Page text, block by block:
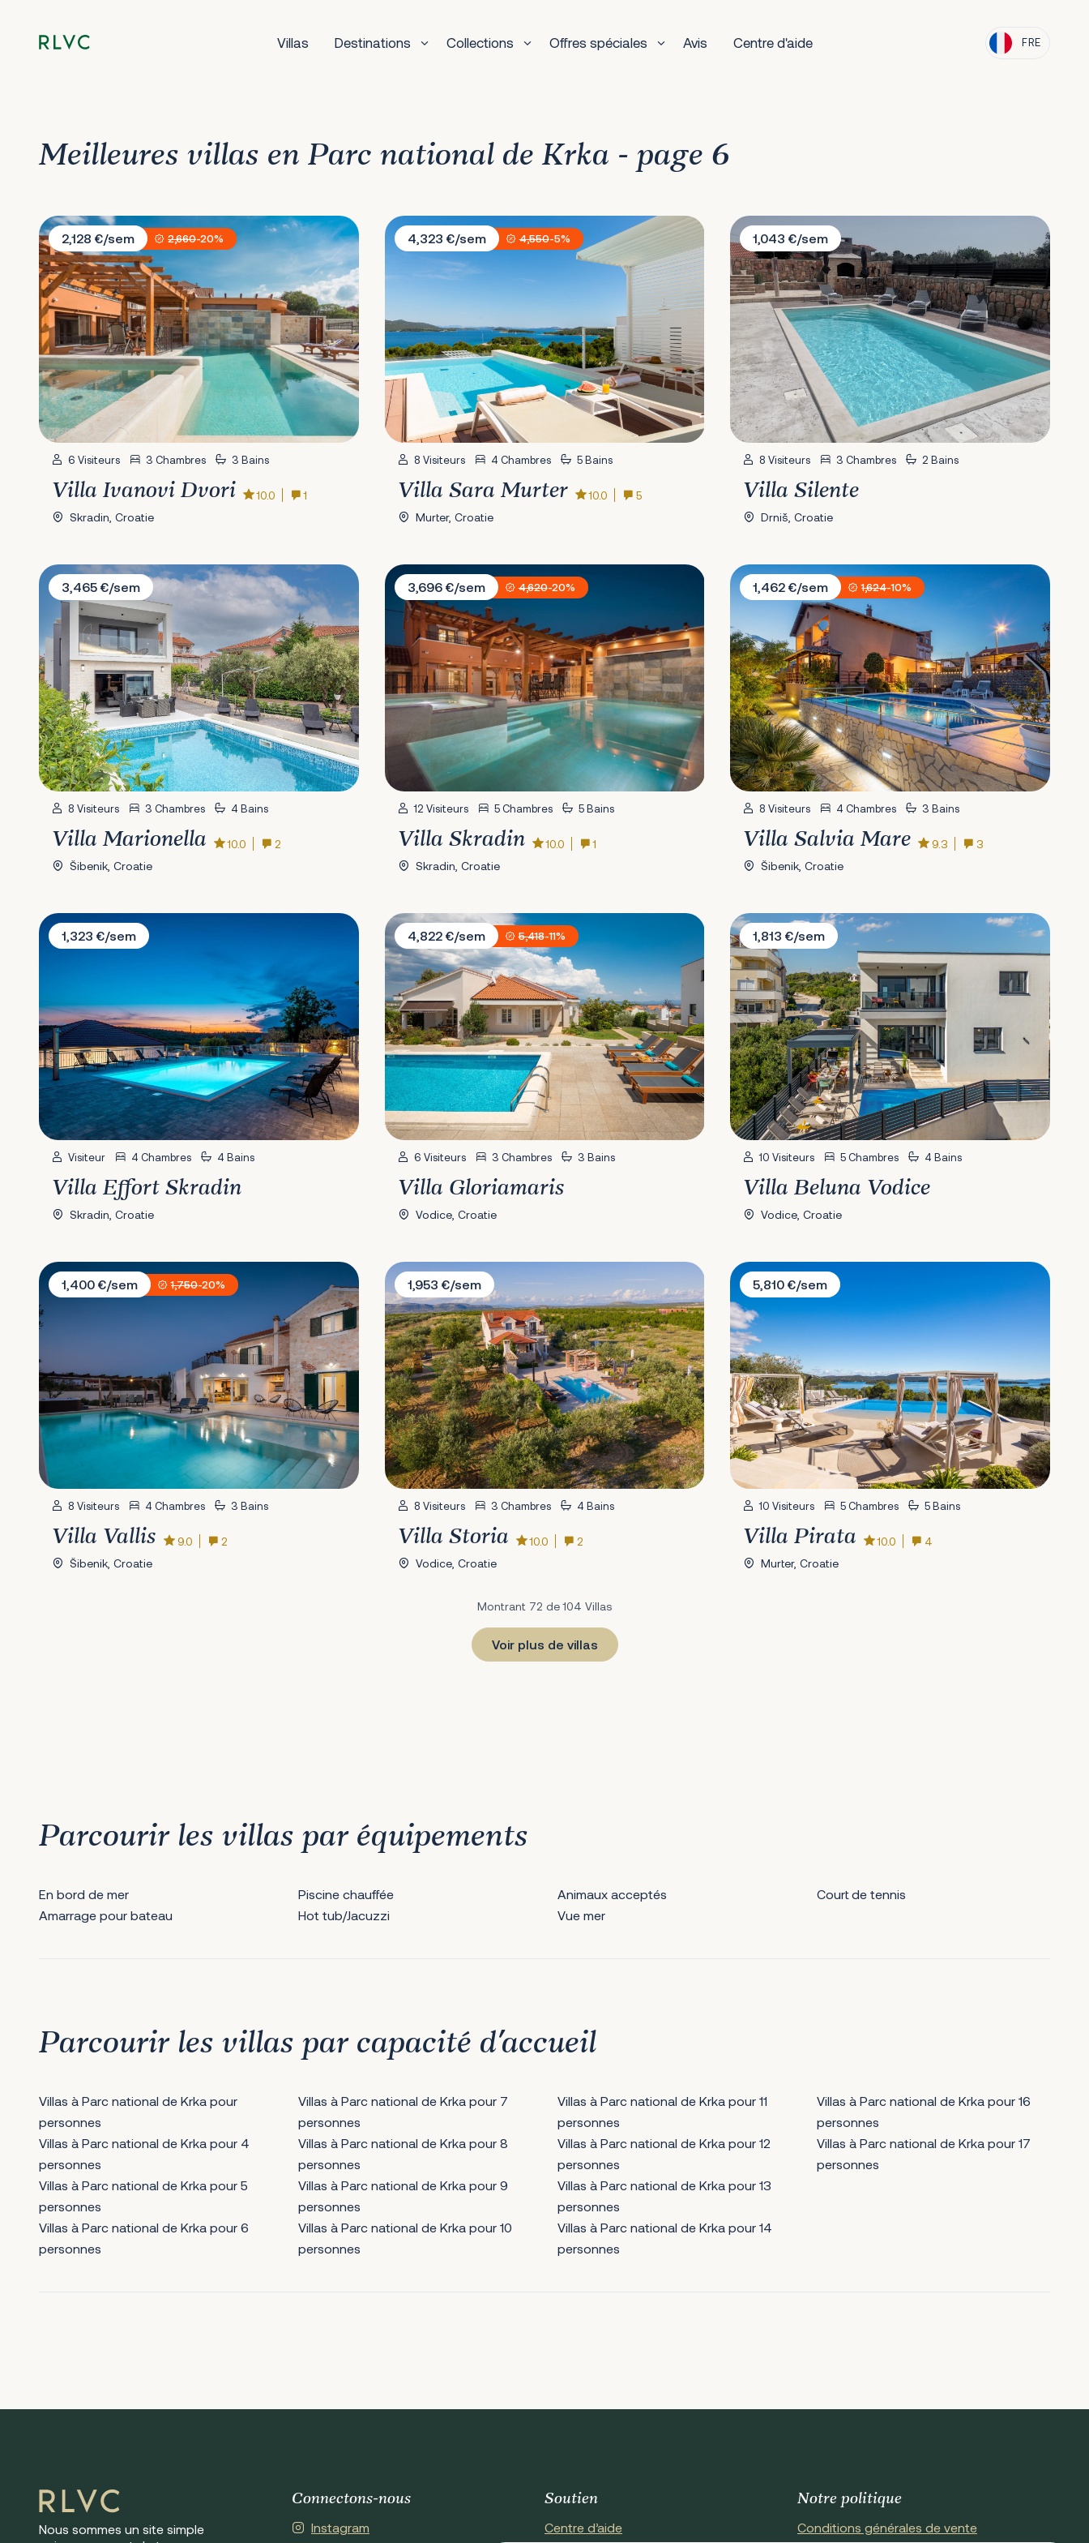
Villas Destinations Collections Offres spéciales Avis Centre d'aide FRE
Meilleures villas en Parc national de Krka - page 6
Villa Ivanovi Dvori
2,128 €/sem
2,660-20%
6 Visiteurs 3 Chambres 3 Bains
Villa Ivanovi Dvori 10.0
1
Skradin, Croatie
Villa Sara Murter
4,323 €/sem
4,550-5%
8 Visiteurs 4 Chambres 5 Bains
Villa Sara Murter 10.0
5
Murter, Croatie
Villa Silente
1,043 €/sem
8 Visiteurs 3 Chambres 2 Bains
Villa Silente
Drniš, Croatie
Villa Marionella
3,465 €/sem
8 Visiteurs 3 Chambres 4 Bains
Villa Marionella 10.0
2
Šibenik, Croatie
Villa Skradin
3,696 €/sem
4,620-20%
12 Visiteurs 5 Chambres 5 Bains
Villa Skradin 10.0
1
Skradin, Croatie
Villa Salvia Mare
1,462 €/sem
1,624-10%
8 Visiteurs 4 Chambres 3 Bains
Villa Salvia Mare 9.3
3
Šibenik, Croatie
Villa Effort Skradin
1,323 €/sem
Visiteur 4 Chambres 4 Bains
Villa Effort Skradin
Skradin, Croatie
Villa Gloriamaris
4,822 €/sem
5,418-11%
6 Visiteurs 3 Chambres 3 Bains
Villa Gloriamaris
Vodice, Croatie
Villa Beluna Vodice
1,813 €/sem
10 Visiteurs 5 Chambres 4 Bains
Villa Beluna Vodice
Vodice, Croatie
Villa Vallis
1,400 €/sem
1,750-20%
8 Visiteurs 4 Chambres 3 Bains
Villa Vallis 9.0
2
Šibenik, Croatie
Villa Storia
1,953 €/sem
8 Visiteurs 3 Chambres 4 Bains
Villa Storia 10.0
2
Vodice, Croatie
Villa Pirata
5,810 €/sem
10 Visiteurs 5 Chambres 5 Bains
Villa Pirata 10.0
4
Murter, Croatie
Montrant 72 de 104 Villas
Voir plus de villas
Parcourir les villas par équipements
En bord de mer
Amarrage pour bateau
Piscine chauffée
Hot tub/Jacuzzi
Animaux acceptés
Vue mer
Court de tennis
Parcourir les villas par capacité d’accueil
Villas à Parc national de Krka pour
personnes
Villas à Parc national de Krka pour 4
personnes
Villas à Parc national de Krka pour 5
personnes
Villas à Parc national de Krka pour 6
personnes
Villas à Parc national de Krka pour 7
personnes
Villas à Parc national de Krka pour 8
personnes
Villas à Parc national de Krka pour 9
personnes
Villas à Parc national de Krka pour 10
personnes
Villas à Parc national de Krka pour 11
personnes
Villas à Parc national de Krka pour 12
personnes
Villas à Parc national de Krka pour 13
personnes
Villas à Parc national de Krka pour 14
personnes
Villas à Parc national de Krka pour 16
personnes
Villas à Parc national de Krka pour 17
personnes
Nous sommes un site simple
Connectons-nous
Instagram
Soutien
Centre d’aide
Notre politique
Conditions générales de vente